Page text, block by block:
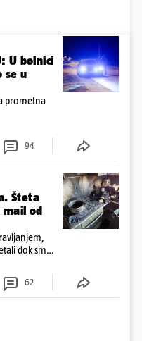
U bolnici
se u
prometna
94
Šteta
od
dok smo
62